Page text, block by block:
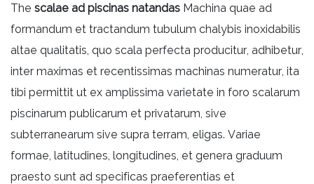
The scalae ad piscinas natandas Machina quae ad
formandum et tractandum tubulum chalybis inoxidabilis
altae qualitatis, quo scala perfecta producitur, adhibetur,
inter maximas et recentissimas machinas numeratur, ita
tibi permittit ut ex amplissima varietate in foro scalarum
piscinarum publicarum et privatarum, sive
subterranearum sive supra terram, eligas. Variae
formae, latitudines, longitudines, et genera graduum
praesto sunt ad specificas praeferentias et